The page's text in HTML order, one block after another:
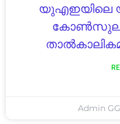
യുഎഇയിലെ
Admin GG